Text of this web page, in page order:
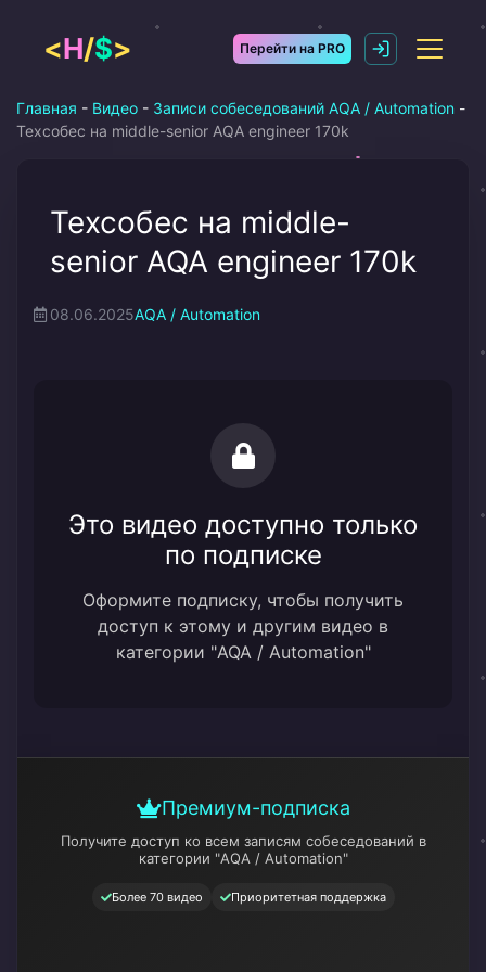
содержимому
<H/$> Перейти на PRO
Главная - Видео - Записи собеседований AQA / Automation -
Техсобес на middle-senior AQA engineer 170k
Техсобес на middle-
senior AQA engineer 170k
08.06.2025AQA / Automation
Это видео доступно только
по подписке
Оформите подписку, чтобы получить
доступ к этому и другим видео в
категории "AQA / Automation"
Премиум-подписка
Получите доступ ко всем записям собеседований в
категории "AQA / Automation"
Более 70 видео Приоритетная поддержка